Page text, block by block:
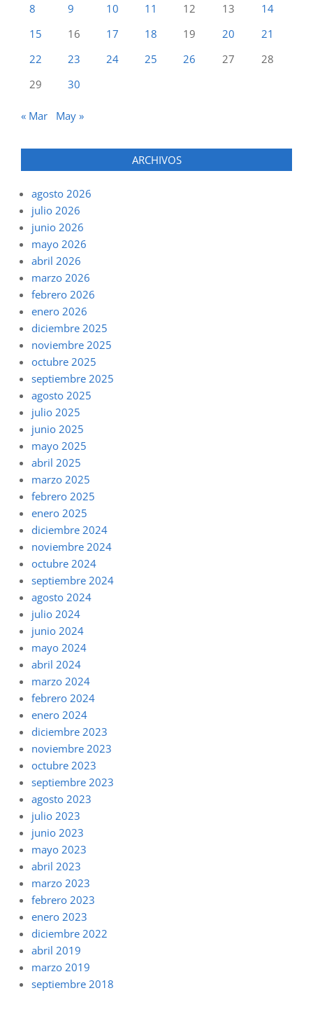
8
9 10 11 12 13
14
15
16 17 18 19 20
21
22
23 24 25 26 27
28
29
30
« Mar May »
ARCHIVOS
agosto 2026
julio 2026
junio 2026
mayo 2026
abril 2026
marzo 2026
febrero 2026
enero 2026
diciembre 2025
noviembre 2025
octubre 2025
septiembre 2025
agosto 2025
julio 2025
junio 2025
mayo 2025
abril 2025
marzo 2025
febrero 2025
enero 2025
diciembre 2024
noviembre 2024
octubre 2024
septiembre 2024
agosto 2024
julio 2024
junio 2024
mayo 2024
abril 2024
marzo 2024
febrero 2024
enero 2024
diciembre 2023
noviembre 2023
octubre 2023
septiembre 2023
agosto 2023
julio 2023
junio 2023
mayo 2023
abril 2023
marzo 2023
febrero 2023
enero 2023
diciembre 2022
abril 2019
marzo 2019
septiembre 2018